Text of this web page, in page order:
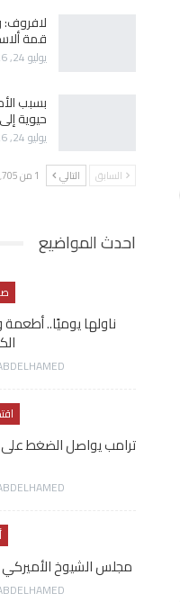
قمة
يوليو 24, 2026
بسبب
حيوية
يوليو 24, 2026
السابق التالي 1 من 3٬705
احدث المواضيع
ناولها يوميًا..
ترامب يواصل الضغط على
مجلس الشيوخ